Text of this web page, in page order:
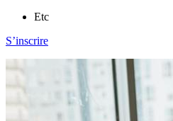
Etc
S’inscrire